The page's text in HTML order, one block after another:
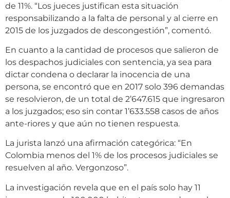
de 11%. “Los jueces justifican esta situación
responsabilizando a la falta de personal y al cierre en
2015 de los juzgados de descongestión”, comentó.
En cuanto a la cantidad de procesos que salieron de
los despachos judiciales con sentencia, ya sea para
dictar condena o declarar la inocencia de una
persona, se encontró que en 2017 solo 396 demandas
se resolvieron, de un total de 2’647.615 que ingresaron
a los juzgados; eso sin contar 1’633.558 casos de años
ante-riores y que aún no tienen respuesta.
La jurista lanzó una afirmación categórica: “En
Colombia menos del 1% de los procesos judiciales se
resuelven al año. Vergonzoso”.
La investigación revela que en el país solo hay 11